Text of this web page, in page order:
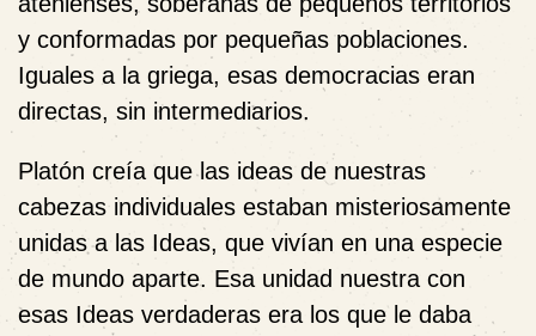
y conformadas por pequeñas poblaciones.
Iguales a la griega, esas democracias eran
directas, sin intermediarios.
Platón creía que las ideas de nuestras
cabezas individuales estaban misteriosamente
unidas a las Ideas, que vivían en una especie
de mundo aparte. Esa unidad nuestra con
esas Ideas verdaderas era los que le daba